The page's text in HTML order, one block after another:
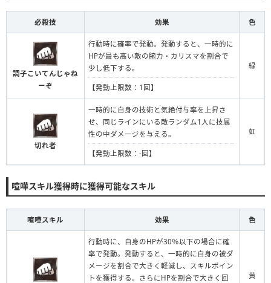
必殺技 効果 色
調子こいてんじゃね
ーぞ
行動時に確率で発動。発動すると、一時的に
HPが最も高い敵の腕力・カリスマを割合で
少し低下する。
【発動上限数：1回】
緑
切れ者
一時的に自身の技術と気絶付与率を上昇さ
せ、同じラインにいる敵ランダム1人に技属
性の中ダメージを与える。
【発動上限数：-回】
虹
喧嘩スキル獲得時に獲得可能なスキル
喧嘩スキル 効果 色
行動時に、自身のHPが30％以下の場合に確
率で発動。発動すると、一時的に自身の被ダ
メージを割合で大きく軽減し、スキルポイン
トを獲得する。さらにHPを割合で大きく回
黄